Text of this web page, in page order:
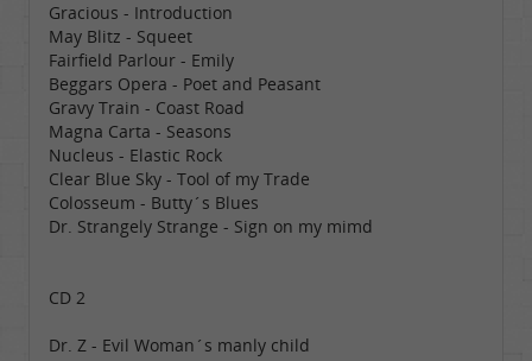
Gracious - Introduction
May Blitz - Squeet
Fairfield Parlour - Emily
Beggars Opera - Poet and Peasant
Gravy Train - Coast Road
Magna Carta - Seasons
Nucleus - Elastic Rock
Clear Blue Sky - Tool of my Trade
Colosseum - Butty´s Blues
Dr. Strangely Strange - Sign on my mimd
CD 2
Dr. Z - Evil Woman´s manly child